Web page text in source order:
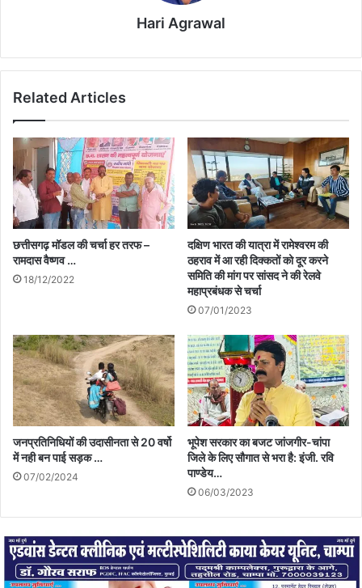
Hari Agrawal
Related Articles
छत्तीसगढ़ मॉडल की चर्चा हर तरफ –
रामदास वैष्णव …
18/12/2022
दक्षिण भारत की यात्रा में रामेश्वरम की
ठहराव में आ रही दिक्कतों को दूर करने
समिति की मांग पर सांसद ने की रेलवे
महाप्रबंधक से चर्चा
07/01/2023
जनप्रतिनिधियों की उदासीनता से 20 वर्षो
में नही बन पाई सड़क …
07/02/2024
भूपेश सरकार का बजट जांजगीर-चांपा
जिले के लिए सौगात से भरा है: इंजी. रवि
पाण्डेय…
06/03/2023